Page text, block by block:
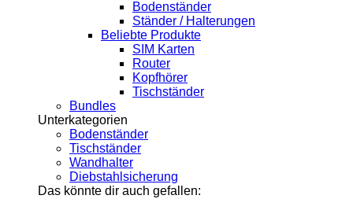
Bodenständer
Ständer / Halterungen
Beliebte Produkte
SIM Karten
Router
Kopfhörer
Tischständer
Bundles
Unterkategorien
Bodenständer
Tischständer
Wandhalter
Diebstahlsicherung
Das könnte dir auch gefallen: